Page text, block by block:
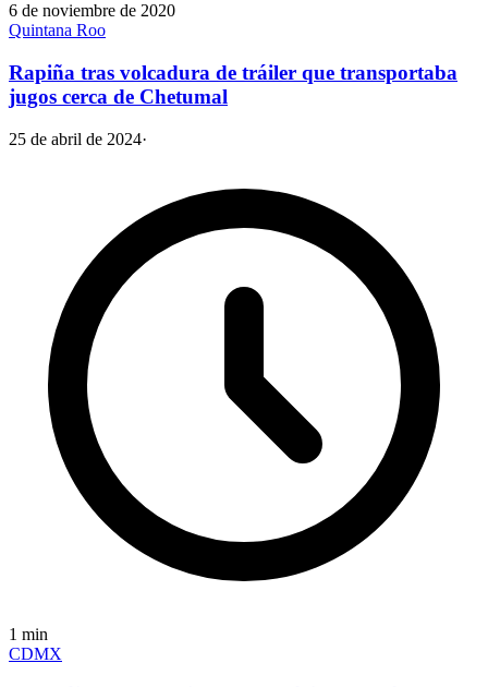
6 de noviembre de 2020
Quintana Roo
Rapiña tras volcadura de tráiler que transportaba
jugos cerca de Chetumal
25 de abril de 2024·
1 min
CDMX